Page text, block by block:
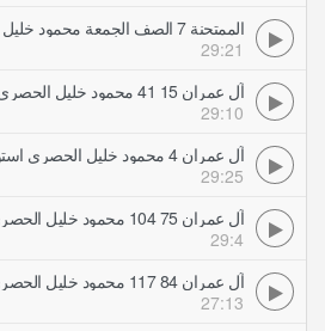
29:21
29:10
29:25
29:4
27:13